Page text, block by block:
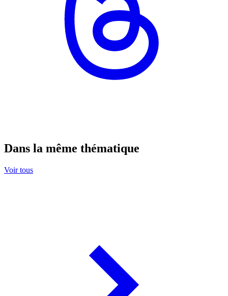
Dans la même thématique
Voir tous